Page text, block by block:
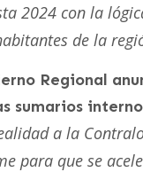
2024 con la
de la
Regional
sumarios
a la
para que se